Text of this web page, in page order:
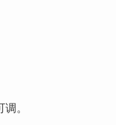
。